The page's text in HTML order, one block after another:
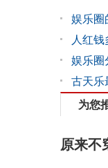
娱乐圈
人红
娱乐圈
古天乐
为您
原来不